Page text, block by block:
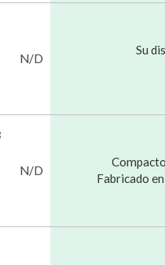
N/D
Su
N/D
Fabricado